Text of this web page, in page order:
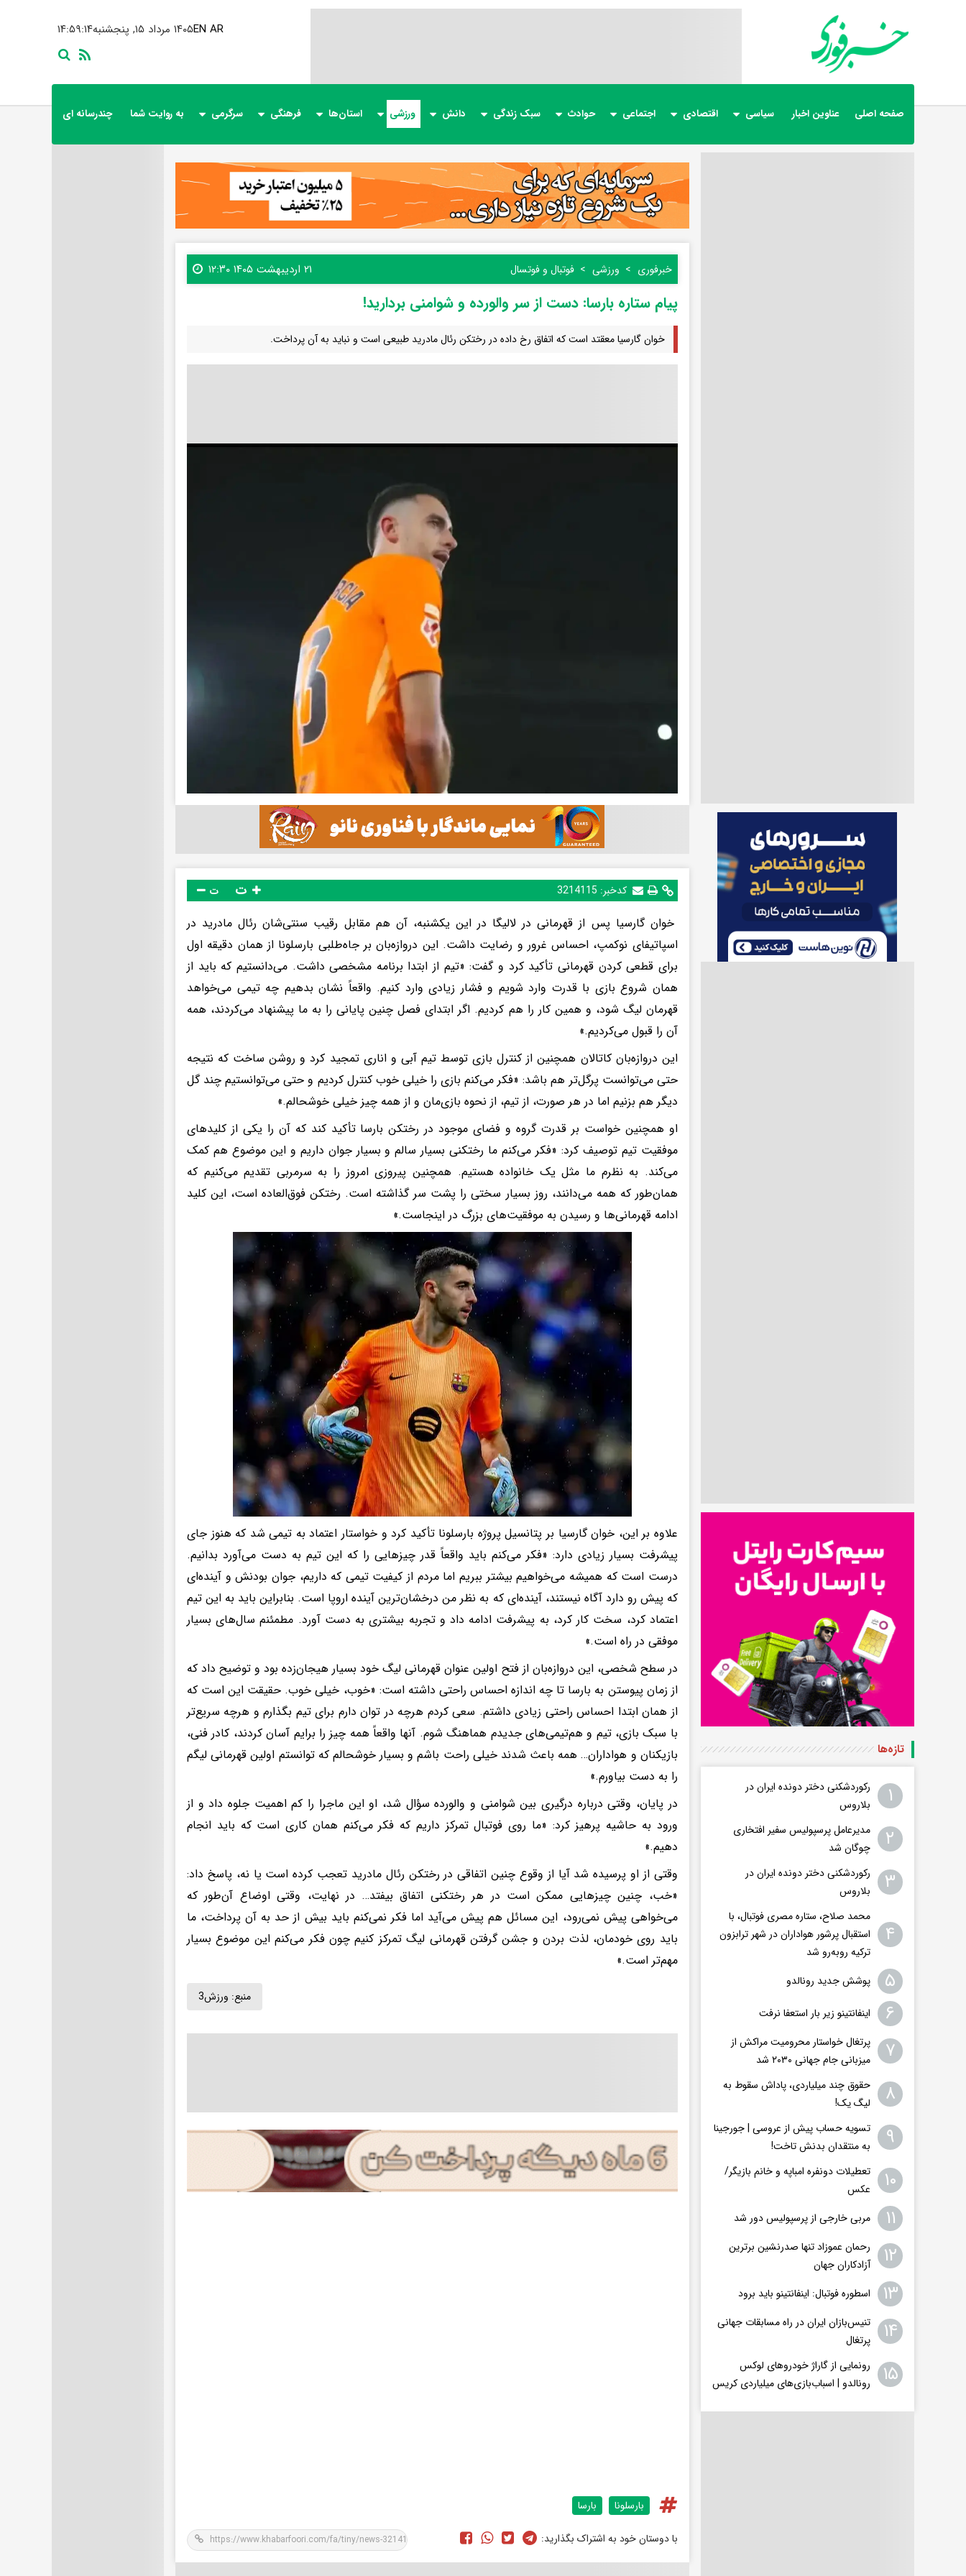
۱۴:۵۹:۱۵ ۱۴۰۵ مرداد ۱۵, پنجشنبهEN AR
صفحه اصلی عناوین اخبار سیاسی اقتصادی اجتماعی حوادث سبک زندگی دانش ورزشی استان‌ها فرهنگی سرگرمی به روایت شما چندرسانه ای
خبرفوری ورزشی فوتبال و فوتسال ۲۱ اردیبهشت ۱۴۰۵ ۱۲:۳۰
پیام ستاره بارسا: دست از سر والورده و شوامنی بردارید!
خوان گارسیا معقتد است که اتفاق رخ داده در رختکن رئال مادرید طبیعی است و نباید به آن پرداخت.
کدخبر: 3214115 ت
خوان گارسیا پس از قهرمانی در لالیگا در این یکشنبه، آن هم مقابل رقیب سنتی‌شان رئال مادرید در
اسپاتیفای نوکمپ، احساس غرور و رضایت داشت. این دروازه‌بان بر جاه‌طلبی بارسلونا از همان دقیقه اول
برای قطعی کردن قهرمانی تأکید کرد و گفت: «تیم از ابتدا برنامه مشخصی داشت. می‌دانستیم که باید از
همان شروع بازی با قدرت وارد شویم و فشار زیادی وارد کنیم. واقعاً نشان بدهیم چه تیمی می‌خواهد
قهرمان لیگ شود، و همین کار را هم کردیم. اگر ابتدای فصل چنین پایانی را به ما پیشنهاد می‌کردند، همه
آن را قبول می‌کردیم.»
این دروازه‌بان کاتالان همچنین از کنترل بازی توسط تیم آبی‌ و اناری تمجید کرد و روشن ساخت که نتیجه
حتی می‌توانست پرگل‌تر هم باشد: «فکر می‌کنم بازی را خیلی خوب کنترل کردیم و حتی می‌توانستیم چند گل
دیگر هم بزنیم اما در هر صورت، از تیم، از نحوه بازی‌مان و از همه‌ چیز خیلی خوشحالم.»
او همچنین خواست بر قدرت گروه و فضای موجود در رختکن بارسا تأکید کند که آن را یکی از کلیدهای
موفقیت تیم توصیف کرد: «فکر می‌کنم ما رختکنی بسیار سالم و بسیار جوان داریم و این موضوع هم کمک
می‌کند. به نظرم ما مثل یک خانواده هستیم. همچنین پیروزی امروز را به سرمربی تقدیم می‌کنیم که
همان‌طور که همه می‌دانند، روز بسیار سختی را پشت سر گذاشته است. رختکن فوق‌العاده است، این کلید
ادامه قهرمانی‌ها و رسیدن به موفقیت‌های بزرگ در اینجاست.»
علاوه بر این، خوان گارسیا بر پتانسیل پروژه بارسلونا تأکید کرد و خواستار اعتماد به تیمی شد که هنوز جای
پیشرفت بسیار زیادی دارد: «فکر می‌کنم باید واقعاً قدر چیزهایی را که این تیم به دست می‌آورد بدانیم.
درست است که همیشه می‌خواهیم بیشتر ببریم اما مردم از کیفیت تیمی که داریم، جوان بودنش و آینده‌ای
که پیش رو دارد آگاه نیستند، آینده‌ای که به نظر من درخشان‌ترین آینده اروپا است. بنابراین باید به این تیم
اعتماد کرد، سخت کار کرد، به پیشرفت ادامه داد و تجربه بیشتری به دست آورد. مطمئنم سال‌های بسیار
موفقی در راه است.»
در سطح شخصی، این دروازه‌بان از فتح اولین عنوان قهرمانی لیگ خود بسیار هیجان‌زده بود و توضیح داد که
از زمان پیوستن به بارسا تا چه اندازه احساس راحتی داشته است: «خوب، خیلی خوب. حقیقت این است که
از همان ابتدا احساس راحتی زیادی داشتم. سعی کردم هرچه در توان دارم برای تیم بگذارم و هرچه سریع‌تر
با سبک بازی، تیم و هم‌تیمی‌های جدیدم هماهنگ شوم. آنها واقعاً همه‌ چیز را برایم آسان کردند، کادر فنی،
بازیکنان و هواداران… همه باعث شدند خیلی راحت باشم و بسیار خوشحالم که توانستم اولین قهرمانی لیگم
را به دست بیاورم.»
در پایان، وقتی درباره درگیری بین شوامنی و والورده سؤال شد، او این ماجرا را کم اهمیت جلوه داد و از
ورود به حاشیه پرهیز کرد: «ما روی فوتبال تمرکز داریم که فکر می‌کنم همان کاری است که باید انجام
دهیم.»
وقتی از او پرسیده شد آیا از وقوع چنین اتفاقی در رختکن رئال مادرید تعجب کرده است یا نه، پاسخ داد:
«خب، چنین چیزهایی ممکن است در هر رختکنی اتفاق بیفتد… در نهایت، وقتی اوضاع آن‌طور که
می‌خواهی پیش نمی‌رود، این مسائل هم پیش می‌آید اما فکر نمی‌کنم باید بیش از حد به آن پرداخت، ما
باید روی خودمان، لذت بردن و جشن گرفتن قهرمانی لیگ تمرکز کنیم چون فکر می‌کنم این موضوع بسیار
مهم‌تر است.»
منبع: ورزش3
بارسلونا بارسا
با دوستان خود به اشتراک بگذارید:
تازه‌ها
۱
رکوردشکنی دختر دونده ایران در
بلاروس
۲
مدیرعامل پرسپولیس سفیر افتخاری
چوگان شد
۳
رکوردشکنی دختر دونده ایران در
بلاروس
۴
محمد صلاح، ستاره مصری فوتبال، با
استقبال پرشور هواداران در شهر ترابزون
ترکیه روبه‌رو شد
۵ پوشش جدید رونالدو
۶ اینفانتینو زیر بار استعفا نرفت
۷
پرتغال خواستار محرومیت مراکش از
میزبانی جام جهانی ۲۰۳۰ شد
۸
حقوق چند میلیاردی، پاداش سقوط به
لیگ یک!
۹
تسویه حساب پیش از عروسی | جورجینا
به منتقدان بدنش تاخت!
۱۰
تعطیلات دونفره امباپه و خانم بازیگر/
عکس
۱۱ مربی خارجی از پرسپولیس دور شد
۱۲
رحمان عموزاد تنها صدرنشین برترین
آزادکاران جهان
۱۳ اسطوره فوتبال: اینفانتینو باید برود
۱۴
تنیس‌بازان ایران در راه مسابقات جهانی
پرتغال
۱۵
رونمایی از گاراژ خودروهای لوکس
رونالدو | اسباب‌‌بازی‌های میلیاردی کریس